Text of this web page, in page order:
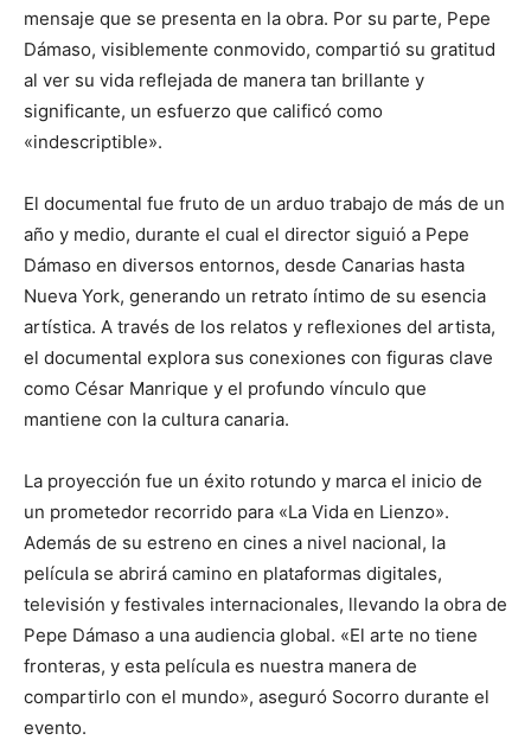
mensaje que se presenta en la obra. Por su parte, Pepe
Dámaso, visiblemente conmovido, compartió su gratitud
al ver su vida reflejada de manera tan brillante y
significante, un esfuerzo que calificó como
«indescriptible».
El documental fue fruto de un arduo trabajo de más de un
año y medio, durante el cual el director siguió a Pepe
Dámaso en diversos entornos, desde Canarias hasta
Nueva York, generando un retrato íntimo de su esencia
artística. A través de los relatos y reflexiones del artista,
el documental explora sus conexiones con figuras clave
como César Manrique y el profundo vínculo que
mantiene con la cultura canaria.
La proyección fue un éxito rotundo y marca el inicio de
un prometedor recorrido para «La Vida en Lienzo».
Además de su estreno en cines a nivel nacional, la
película se abrirá camino en plataformas digitales,
televisión y festivales internacionales, llevando la obra de
Pepe Dámaso a una audiencia global. «El arte no tiene
fronteras, y esta película es nuestra manera de
compartirlo con el mundo», aseguró Socorro durante el
evento.